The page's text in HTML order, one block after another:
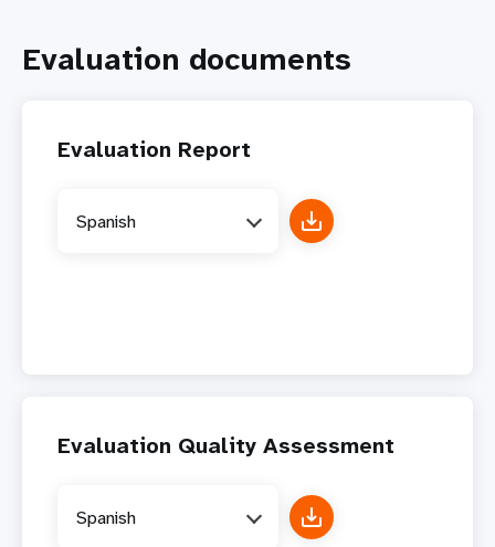
Evaluation documents
Evaluation Report
Spanish
Evaluation Quality Assessment
Spanish